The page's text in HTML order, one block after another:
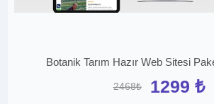
Botanik Tarım Hazır Web Sitesi
2468₺ 1299 ₺